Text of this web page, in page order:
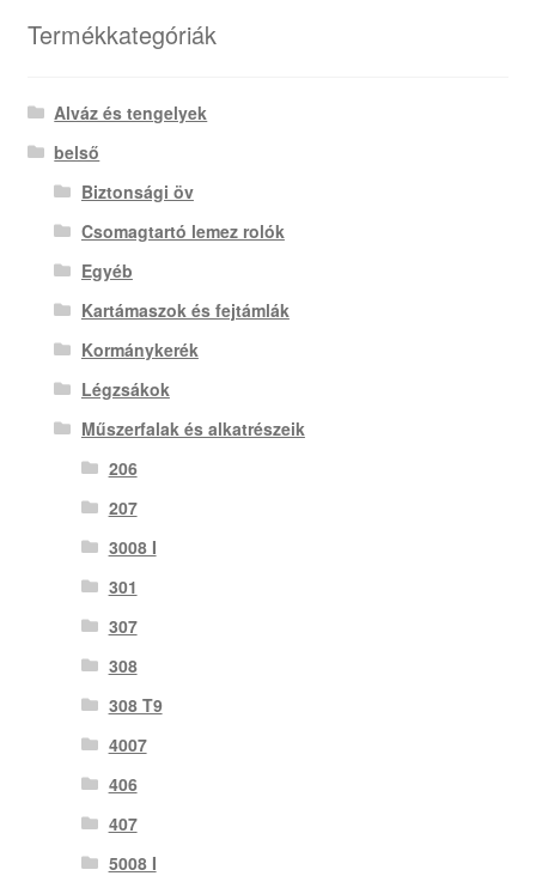
Termékkategóriák
Alváz és tengelyek
belső
Biztonsági öv
Csomagtartó lemez rolók
Egyéb
Kartámaszok és fejtámlák
Kormánykerék
Légzsákok
Műszerfalak és alkatrészeik
206
207
3008 I
301
307
308
308 T9
4007
406
407
5008 I